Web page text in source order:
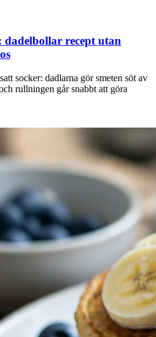
recept utan
socker: dadlarna gör smeten söt av
rullningen går snabbt att göra